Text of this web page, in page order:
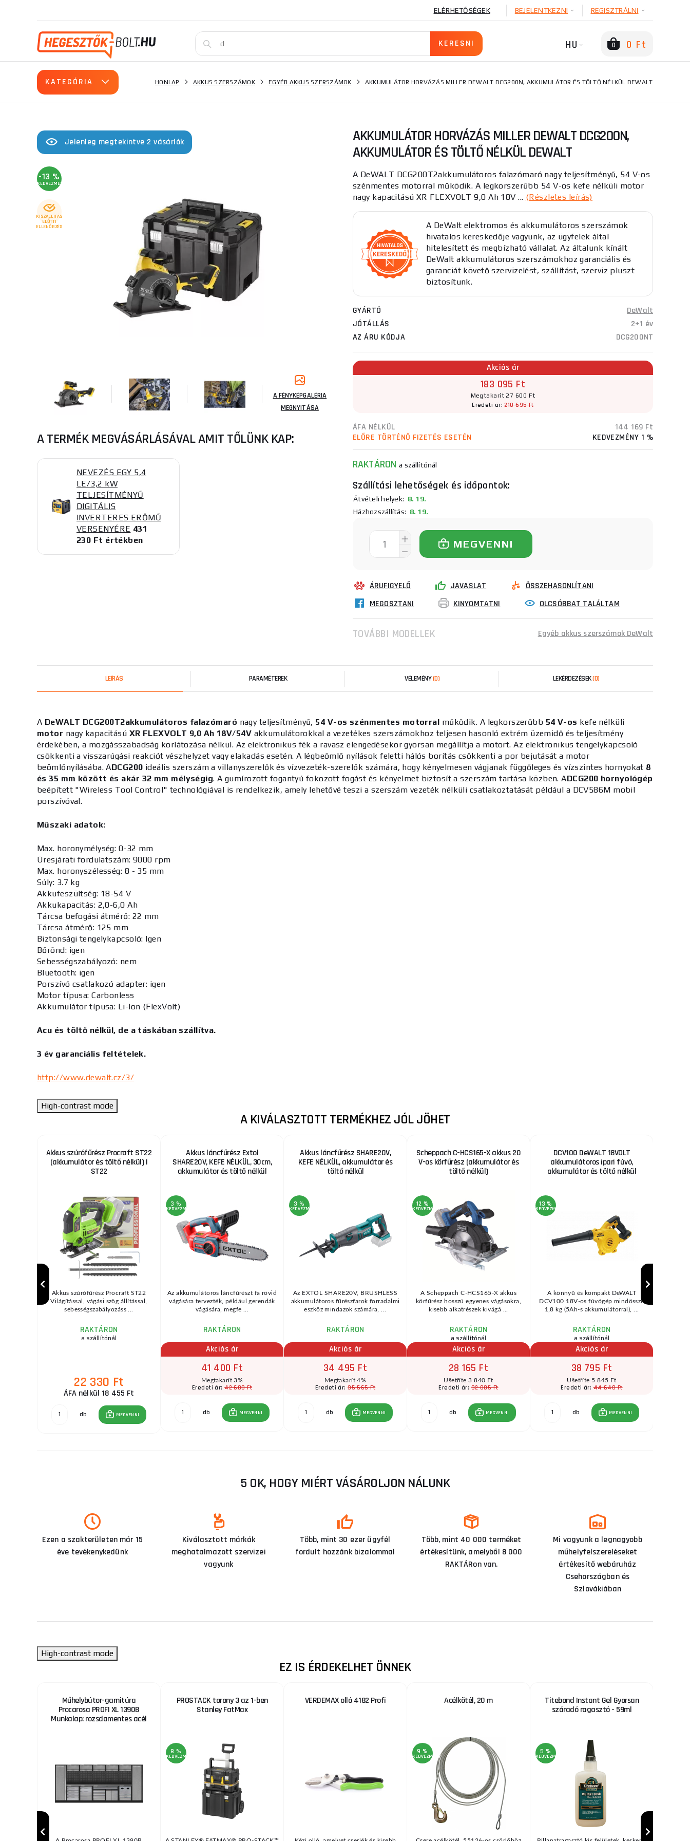
ELÉRHETŐSÉGEK BEJELENTKEZNI REGISZTRÁLNI
HU 0 0 Ft
KATEGÓRIA HONLAP AKKUS SZERSZÁMOK EGYÉB AKKUS SZERSZÁMOK AKKUMULÁTOR HORVÁZÁS MILLER DEWALT DCG200N, AKKUMULÁTOR ÉS TÖLTŐ NÉLKÜL DEWALT
Jelenleg megtekintve 2 vásárlók
-13 %
KEDVEZMÉNY
KISZÁLLÍTÁS
ELŐTTI
ELLENŐRZÉS
A FÉNYKÉPGALÉRIA
MEGNYITÁSA
A TERMÉK MEGVÁSÁRLÁSÁVAL AMIT TŐLÜNK KAP:
NEVEZÉS EGY 5,4
LE/3,2 kW
TELJESÍTMÉNYŰ
DIGITÁLIS
INVERTERES ERŐMŰ
VERSENYÉRE 431
230 Ft értékben
AKKUMULÁTOR HORVÁZÁS MILLER DEWALT DCG200N,
AKKUMULÁTOR ÉS TÖLTŐ NÉLKÜL DEWALT
A DeWALT DCG200T2akkumulátoros falazómaró nagy teljesítményű, 54 V-os
szénmentes motorral működik. A legkorszerűbb 54 V-os kefe nélküli motor
nagy kapacitású XR FLEXVOLT 9,0 Ah 18V ... (Részletes leírás)
A DeWalt elektromos és akkumulátoros szerszámok
hivatalos kereskedője vagyunk, az ügyfelek által
hitelesített és megbízható vállalat. Az általunk kínált
DeWalt akkumulátoros szerszámokhoz garanciális és
garanciát követő szervizelést, szállítást, szerviz pluszt
biztosítunk.
GYÁRTÓ
DeWalt
JÓTÁLLÁS
2+1 év
AZ ÁRU KÓDJA
DCG200NT
Akciós ár
183 095 Ft
Megtakarít 27 600 Ft
Eredeti ár:210 695 Ft
ÁFA NÉLKÜL
144 169 Ft
ELŐRE TÖRTÉNŐ FIZETÉS ESETÉN
KEDVEZMÉNY 1 %
RAKTÁRONa szállítónál
Szállítási lehetőségek és időpontok:
Átvételi helyek: 8. 19.
Házhozszállítás: 8. 19.
MEGVENNI
ÁRUFIGYELŐ JAVASLAT
ÖSSZEHASONLÍTANI
MEGOSZTANI
KINYOMTATNI OLCSÓBBAT TALÁLTAM
TOVÁBBI MODELLEK Egyéb akkus szerszámok DeWalt
LEÍRÁS PARAMÉTEREK VÉLEMÉNY(0) LEKÉRDEZÉSEK(0)
A DeWALT DCG200T2akkumulátoros falazómaró nagy teljesítményű, 54 V-os szénmentes motorral működik. A legkorszerűbb 54 V-os kefe nélküli
motor nagy kapacitású XR FLEXVOLT 9,0 Ah 18V/54V akkumulátorokkal a vezetékes szerszámokhoz teljesen hasonló extrém üzemidő és teljesítmény
érdekében, a mozgásszabadság korlátozása nélkül. Az elektronikus fék a ravasz elengedésekor gyorsan megállítja a motort.Az elektronikus tengelykapcsoló
csökkenti a visszarúgási reakciót vészhelyzet vagy elakadás esetén. A légbeömlő nyílások feletti hálós borítás csökkenti a por bejutását a motor
beömlőnyílásába.ADCG200 ideális szerszám a villanyszerelők és vízvezeték-szerelők számára, hogy kényelmesen vágjanak függőleges és vízszintes hornyokat 8
és 35 mm között és akár 32 mm mélységig.A gumírozott fogantyú fokozott fogást és kényelmet biztosít a szerszám tartása közben.ADCG200 hornyológép
beépített "Wireless Tool Control" technológiával is rendelkezik, amely lehetővé teszi a szerszám vezeték nélküli csatlakoztatását például a DCV586M mobil
porszívóval.
Műszaki adatok:
Max. horonymélység: 0-32 mm
Üresjárati fordulatszám: 9000 rpm
Max. horonyszélesség: 8 - 35 mm
Súly: 3.7 kg
Akkufeszültség: 18-54 V
Akkukapacitás: 2,0-6,0 Ah
Tárcsa befogási átmérő: 22 mm
Tárcsa átmérő: 125 mm
Biztonsági tengelykapcsoló: Igen
Bőrönd: igen
Sebességszabályozó: nem
Bluetooth: igen
Porszívó csatlakozó adapter: igen
Motor típusa: Carbonless
Akkumulátor típusa: Li-Ion (FlexVolt)
Acu és töltő nélkül, de a táskában szállítva.
3 év garanciális feltételek.
http://www.dewalt.cz/3/
High-contrast mode
A KIVÁLASZTOTT TERMÉKHEZ JÓL JÖHET
Akkus szúrófűrész Procraft ST22
(akkumulátor és töltő nélkül) |
ST22
Akkus szúrófűrész Procraft ST22
Világítással, vágási szög állítással,
sebességszabályozáss ...
RAKTÁRON
a szállítónál
22 330 Ft
ÁFA nélkül 18 455 Ft
db MEGVENNI
Akkus láncfűrész Extol
SHARE20V, KEFE NÉLKÜL, 30cm,
akkumulátor és töltő nélkül
3 %
KEDVEZMÉNY
Az akkumulátoros láncfűrészt fa rövid
vágására tervezték, például gerendák
vágására, megfe ...
RAKTÁRON
Akciós ár
41 400 Ft
Megtakarít 3%
Eredeti ár:42 680 Ft
db MEGVENNI
Akkus láncfűrész SHARE20V,
KEFE NÉLKÜL, akkumulátor és
töltő nélkül
3 %
KEDVEZMÉNY
Az EXTOL SHARE20V, BRUSHLESS
akkumulátoros fűrészfarok forradalmi
eszköz mindazok számára, ...
RAKTÁRON
Akciós ár
34 495 Ft
Megtakarít 4%
Eredeti ár:35 565 Ft
db MEGVENNI
Scheppach C-HCS165-X akkus 20
V-os körfűrész (akkumulátor és
töltő nélkül)
12 %
KEDVEZMÉNY
A Scheppach C-HCS165-X akkus
körfűrész hosszú egyenes vágásokra,
kisebb alkatrészek kivágá ...
RAKTÁRON
a szállítónál
Akciós ár
28 165 Ft
Ušetříte 3 840 Ft
Eredeti ár:32 005 Ft
db MEGVENNI
DCV100 DeWALT 18VOLT
akkumulátoros ipari fúvó,
akkumulátor és töltő nélkül
13 %
KEDVEZMÉNY
A könnyű és kompakt DeWALT
DCV100 18V-os fúvógép mindössze
1,8 kg (5Ah-s akkumulátorral), ...
RAKTÁRON
a szállítónál
Akciós ár
38 795 Ft
Ušetříte 5 845 Ft
Eredeti ár:44 640 Ft
db MEGVENNI
5 OK, HOGY MIÉRT VÁSÁROLJON NÁLUNK
Ezen a szakterületen már 15
éve tevékenykedünk
Kiválasztott márkák
meghatalmazott szervizei
vagyunk
Több, mint 30 ezer ügyfél
fordult hozzánk bizalommal
Több, mint 40 000 terméket
értékesítünk, amelyből 8 000
RAKTÁRon van.
Mi vagyunk a legnagyobb
műhelyfelszereléseket
értékesítő webáruház
Csehországban és
Szlovákiában
High-contrast mode
EZ IS ÉRDEKELHET ÖNNEK
Műhelybútor-garnitúra
Procarosa PROFI XL 1390B
Munkalap: rozsdamentes acél
PROSTACK torony 3 az 1-ben
Stanley FatMax
8 %
KEDVEZMÉNY
VERDEMAX olló 4182 Profi Acélkötél, 20 m
9 %
KEDVEZMÉNY
Titebond Instant Gel Gyorsan
száradó ragasztó - 59ml
5 %
KEDVEZMÉNY